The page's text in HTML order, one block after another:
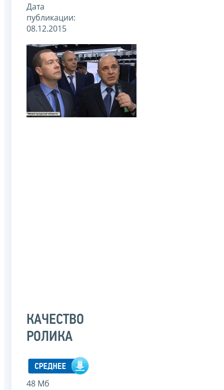
Дата
публикации:
08.12.2015
КАЧЕСТВО
РОЛИКА
48 Мб